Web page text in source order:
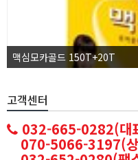
맥심모카골드 150T+20T
고객센터
032-665-0282(대
070-5066-3197(